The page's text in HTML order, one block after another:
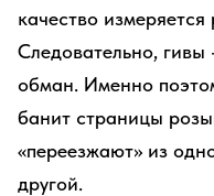
качество
Следовательно, гивы
обман. Именно
банит страницы
«переезжают» из
другой.